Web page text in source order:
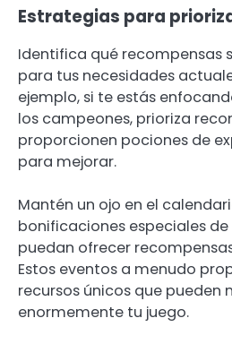
Estrategias para
Identifica qué recompensas
para tus necesidades
ejemplo, si te estás
los campeones, prioriza
proporcionen pociones de
para mejorar.
Mantén un ojo en el
bonificaciones especiales
puedan ofrecer
Estos eventos a menudo
recursos únicos que pueden
enormemente tu juego.